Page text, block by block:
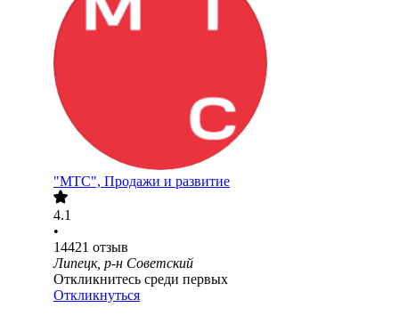
"МТС", Продажи и развитие
4.1
•
14421 отзыв
Липецк, р-н Советский
Откликнитесь среди первых
Откликнуться